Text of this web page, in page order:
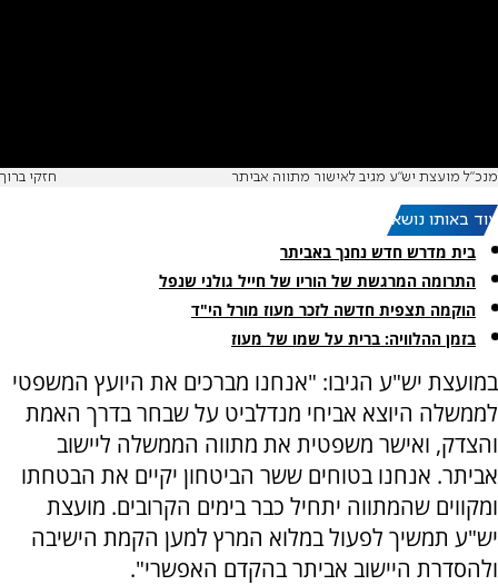
מנכ"ל מועצת יש"ע מגיב לאישור מתווה אביתר חזקי ברוך
עוד באותו נושא:
בית מדרש חדש נחנך באביתר
התרומה המרגשת של הוריו של חייל גולני שנפל
הוקמה תצפית חדשה לזכר מעוז מורל הי"ד
בזמן ההלוויה: ברית על שמו של מעוז
במועצת יש"ע הגיבו: "אנחנו מברכים את היועץ המשפטי
לממשלה היוצא אביחי מנדלביט על שבחר בדרך האמת
והצדק, ואישר משפטית את מתווה הממשלה ליישוב
אביתר. אנחנו בטוחים ששר הביטחון יקיים את הבטחתו
ומקווים שהמתווה יתחיל כבר בימים הקרובים. מועצת
יש"ע תמשיך לפעול במלוא המרץ למען הקמת הישיבה
ולהסדרת היישוב אביתר בהקדם האפשרי".